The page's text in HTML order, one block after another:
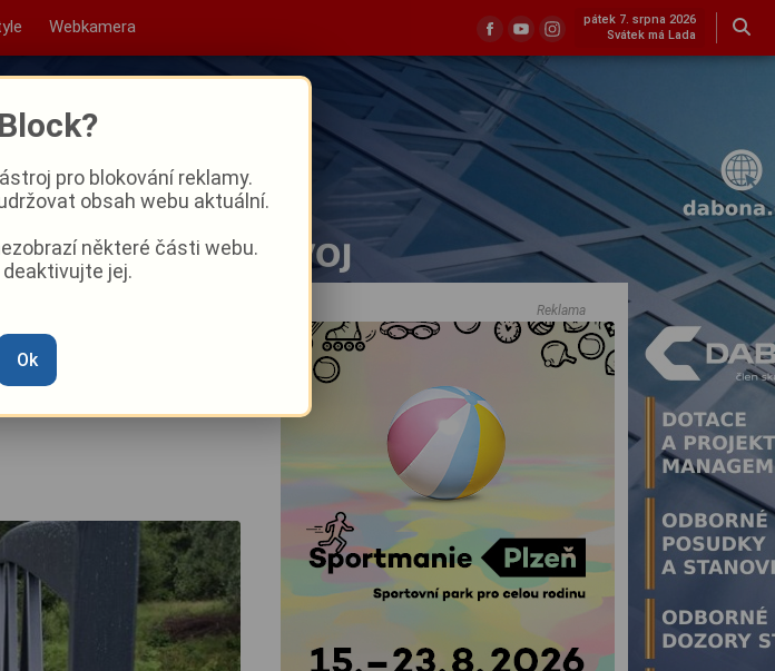
Webkamera
pátek 7. srpna 2026
Svátek má Lada
je hotov.
Reklama
pro blokování reklamy.
obsah webu aktuální.
některé části webu.
deaktivujte jej.
Ok